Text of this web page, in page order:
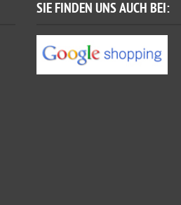
SIE FINDEN UNS AUCH BEI: